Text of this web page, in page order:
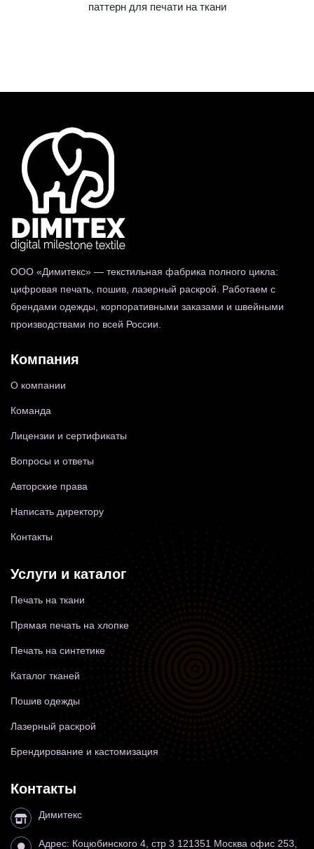
паттерн для печати на ткани
ООО «Димитекс» — текстильная фабрика полного цикла:
цифровая печать, пошив, лазерный раскрой. Работаем с
брендами одежды, корпоративными заказами и швейными
производствами по всей России.
Компания
О компании
Команда
Лицензии и сертификаты
Вопросы и ответы
Авторские права
Написать директору
Контакты
Услуги и каталог
Печать на ткани
Прямая печать на хлопке
Печать на синтетике
Каталог тканей
Пошив одежды
Лазерный раскрой
Брендирование и кастомизация
Контакты
Димитекс
Адрес: Коцюбинского 4, стр 3 121351 Москва офис 253,